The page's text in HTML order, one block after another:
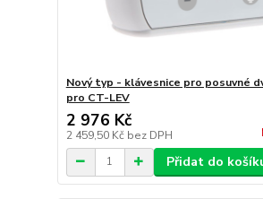
Nový typ - klávesnice pro posuvné
pro CT-LEV
2 976 Kč
2 459,50 Kč bez DPH
Přidat do